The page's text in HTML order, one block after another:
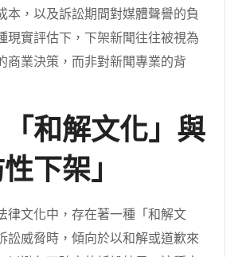
本，以及訴訟期間對媒體聲譽的負
現實評估下，下架新聞往往被視為
商業決策，而非對新聞專業的背
「和解文化」與
下架」
律文化中，存在著一種「和解文
訟威脅時，傾向於以和解或道歉來